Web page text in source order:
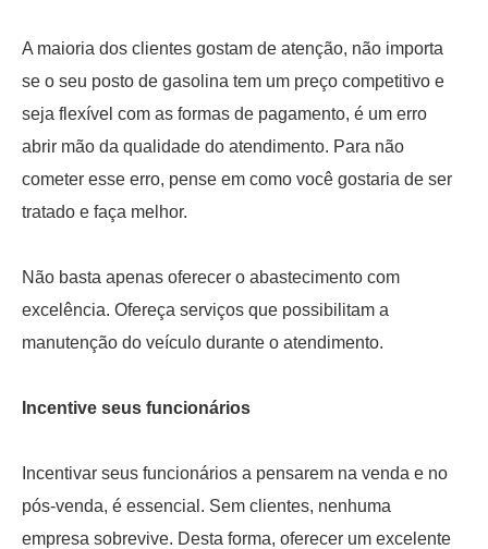
A maioria dos clientes gostam de atenção, não importa
se o seu posto de gasolina tem um preço competitivo e
seja flexível com as formas de pagamento, é um erro
abrir mão da qualidade do atendimento. Para não
cometer esse erro, pense em como você gostaria de ser
tratado e faça melhor.
Não basta apenas oferecer o abastecimento com
excelência. Ofereça serviços que possibilitam a
manutenção do veículo durante o atendimento.
Incentive seus funcionários
Incentivar seus funcionários a pensarem na venda e no
pós-venda, é essencial. Sem clientes, nenhuma
empresa sobrevive. Desta forma, oferecer um excelente